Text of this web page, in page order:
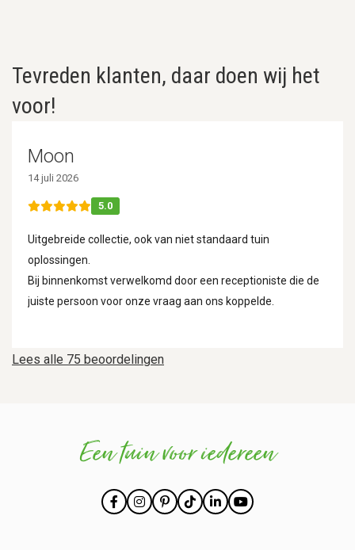
Tevreden klanten, daar doen wij het
voor!
Lees alle 75 beoordelingen
Moon
14 juli 2026
5.0
Uitgebreide collectie, ook van niet standaard tuin
oplossingen.
Bij binnenkomst verwelkomd door een receptioniste die de
juiste persoon voor onze vraag aan ons koppelde.
Een tuin voor iedereen